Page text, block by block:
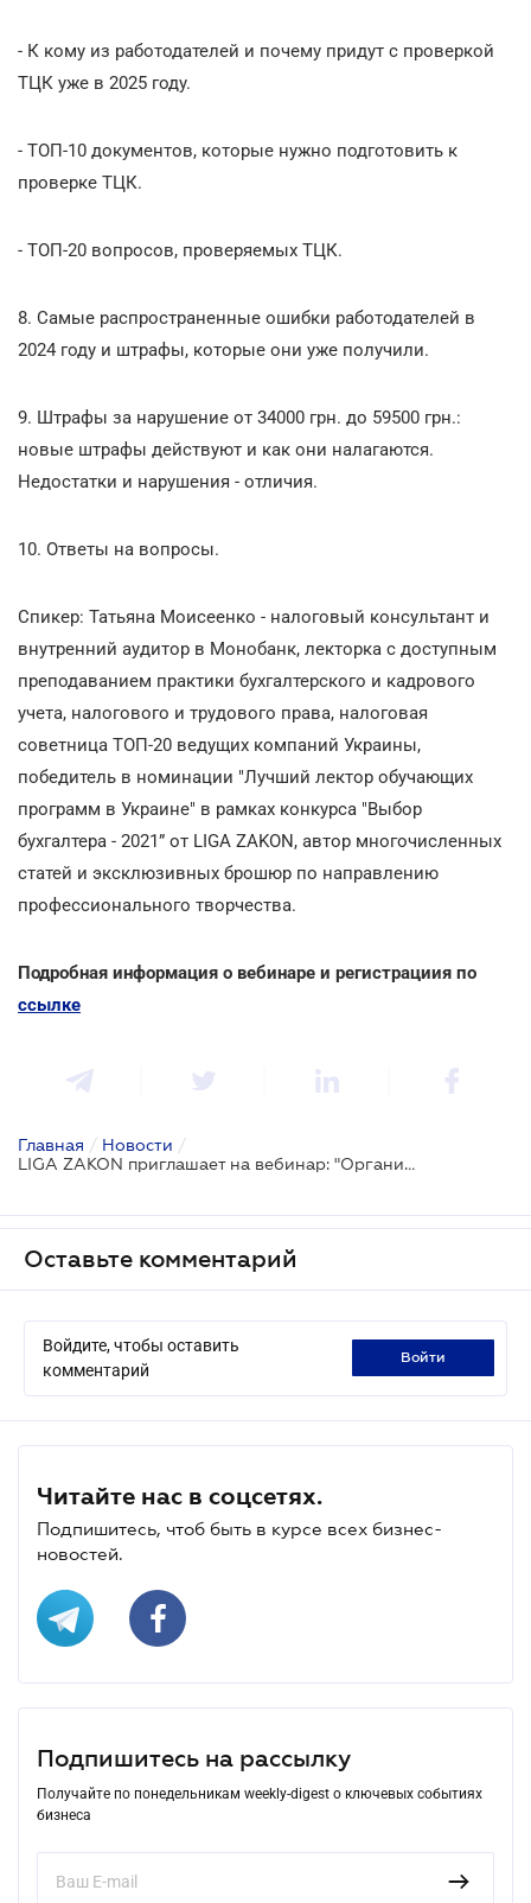
- К кому из работодателей и почему придут с проверкой
ТЦК уже в 2025 году.
- ТОП-10 документов, которые нужно подготовить к
проверке ТЦК.
- ТОП-20 вопросов, проверяемых ТЦК.
8. Самые распространенные ошибки работодателей в
2024 году и штрафы, которые они уже получили.
9. Штрафы за нарушение от 34000 грн. до 59500 грн.:
новые штрафы действуют и как они налагаются.
Недостатки и нарушения - отличия.
10. Ответы на вопросы.
Спикер: Татьяна Моисеенко - налоговый консультант и
внутренний аудитор в Монобанк, лекторка с доступным
преподаванием практики бухгалтерского и кадрового
учета, налогового и трудового права, налоговая
советница ТОП-20 ведущих компаний Украины,
победитель в номинации "Лучший лектор обучающих
программ в Украине" в рамках конкурса "Выбор
бухгалтера - 2021” от LIGA ZAKON, автор многочисленных
статей и эксклюзивных брошюр по направлению
профессионального творчества.
Подробная информация о вебинаре и регистрациия по
ссылке
Главная / Новости /
LIGA ZAKON приглашает на вебинар: "Организация и ведение военного учета в 2025 году. Проверки ТЦК: штрафы и ошибки"
Оставьте комментарий
Войдите, чтобы оставить
комментарий
войти
Читайте нас в соцсетях.
Подпишитесь, чтоб быть в курсе всех бизнес-
новостей.
Подпишитесь на рассылку
Получайте по понедельникам weekly-digest о ключевых событиях
бизнеса